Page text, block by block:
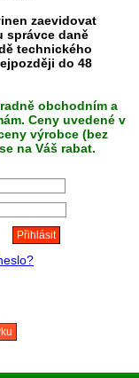
zaevidovat
správce daně
technického
do 48
obchodním a
Ceny uvedené v
výrobce (bez
na Váš rabat.